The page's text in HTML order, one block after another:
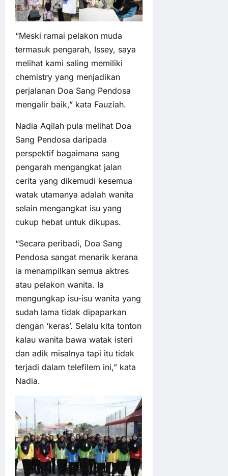
“Meski ramai pelakon muda
termasuk pengarah, Issey, saya
melihat kami saling memiliki
chemistry yang menjadikan
perjalanan Doa Sang Pendosa
mengalir baik,” kata Fauziah.
Nadia Aqilah pula melihat Doa
Sang Pendosa daripada
perspektif bagaimana sang
pengarah mengangkat jalan
cerita yang dikemudi kesemua
watak utamanya adalah wanita
selain mengangkat isu yang
cukup hebat untuk dikupas.
“Secara peribadi, Doa Sang
Pendosa sangat menarik kerana
ia menampilkan semua aktres
atau pelakon wanita. Ia
mengungkap isu-isu wanita yang
sudah lama tidak dipaparkan
dengan ‘keras’. Selalu kita tonton
kalau wanita bawa watak isteri
dan adik misalnya tapi itu tidak
terjadi dalam telefilem ini,” kata
Nadia.